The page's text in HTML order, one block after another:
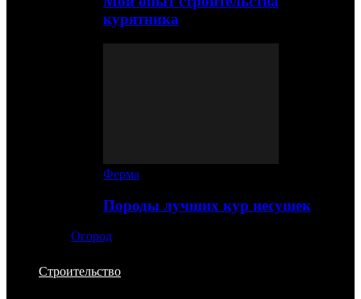
курятника
Ферма
Породы лучших кур несушек
Огород
Строительство